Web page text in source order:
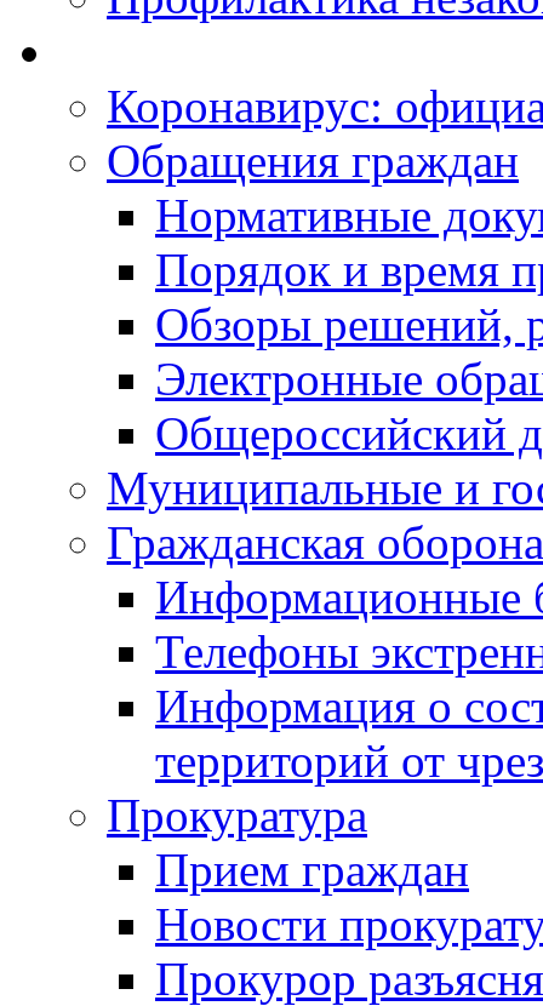
Коронавирус:
Обращения граждан
Нормативные
Порядок и время
Обзоры решений,
Электронные
Общероссийский
Муниципальные и
Гражданская
Информационные
Телефоны
Информация о
территорий от
Прокуратура
Прием граждан
Новости
Прокурор